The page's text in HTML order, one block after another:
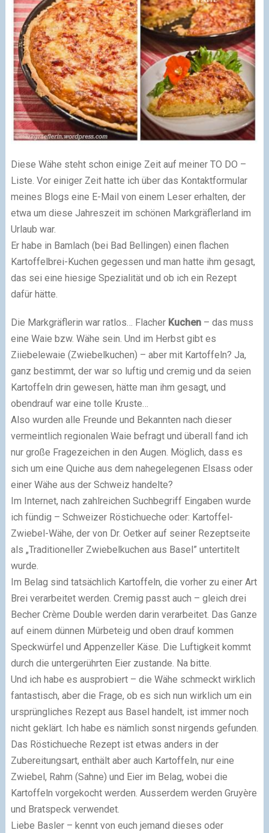
Diese Wähe steht schon einige Zeit auf meiner TO DO –
Liste. Vor einiger Zeit hatte ich über das Kontaktformular
meines Blogs eine E-Mail von einem Leser erhalten, der
etwa um diese Jahreszeit im schönen Markgräflerland im
Urlaub war.
Er habe in Bamlach (bei Bad Bellingen) einen flachen
Kartoffelbrei-Kuchen gegessen und man hatte ihm gesagt,
das sei eine hiesige Spezialität und ob ich ein Rezept
dafür hätte.
Die Markgräflerin war ratlos… Flacher Kuchen– das muss
eine Waie bzw. Wähe sein. Und im Herbst gibt es
Ziiebelewaie (Zwiebelkuchen) – aber mit Kartoffeln? Ja,
ganz bestimmt, der war so luftig und cremig und da seien
Kartoffeln drin gewesen, hätte man ihm gesagt, und
obendrauf war eine tolle Kruste…
Also wurden alle Freunde und Bekannten nach dieser
vermeintlich regionalen Waie befragt und überall fand ich
nur große Fragezeichen in den Augen. Möglich, dass es
sich um eine Quiche aus dem nahegelegenen Elsass oder
einer Wähe aus der Schweiz handelte?
Im Internet, nach zahlreichen Suchbegriff Eingaben wurde
ich fündig – Schweizer Röstichueche oder: Kartoffel-
Zwiebel-Wähe, der von Dr. Oetker auf seiner Rezeptseite
als „Traditioneller Zwiebelkuchen aus Basel” untertitelt
wurde.
Im Belag sind tatsächlich Kartoffeln, die vorher zu einer Art
Brei verarbeitet werden. Cremig passt auch – gleich drei
Becher Crème Double werden darin verarbeitet. Das Ganze
auf einem dünnen Mürbeteig und oben drauf kommen
Speckwürfel und Appenzeller Käse. Die Luftigkeit kommt
durch die untergerührten Eier zustande. Na bitte.
Und ich habe es ausprobiert – die Wähe schmeckt wirklich
fantastisch, aber die Frage, ob es sich nun wirklich um ein
ursprüngliches Rezept aus Basel handelt, ist immer noch
nicht geklärt. Ich habe es nämlich sonst nirgends gefunden.
Das Röstichueche Rezept ist etwas anders in der
Zubereitungsart, enthält aber auch Kartoffeln, nur eine
Zwiebel, Rahm (Sahne) und Eier im Belag, wobei die
Kartoffeln vorgekocht werden. Ausserdem werden Gruyère
und Bratspeck verwendet.
Liebe Basler – kennt von euch jemand dieses oder